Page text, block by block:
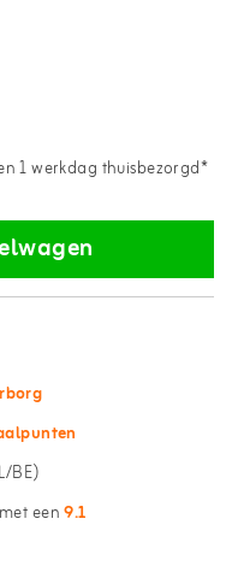
1 werkdag thuisbezorgd*
BE)
een9.1